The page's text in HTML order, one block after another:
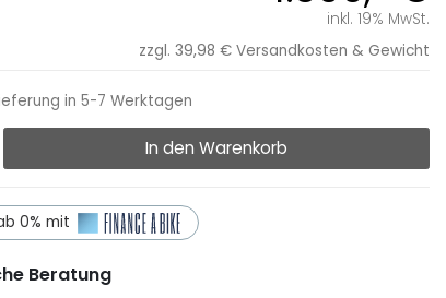
inkl. 19% MwSt.
zzgl. 39,98 € Versandkosten & Gewicht
in 5-7 Werktagen
In den Warenkorb
0% mit
Beratung